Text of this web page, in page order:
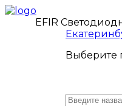
EFIR
Выберите